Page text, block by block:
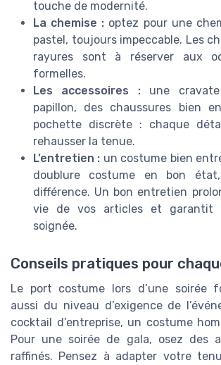
touche de modernité.
La chemise : optez pour une
pastel, toujours impeccable. Les
rayures sont à réserver aux
formelles.
Les accessoires :une
papillon, des chaussures bien
pochette discrète : chaque
rehausser la tenue.
L’entretien : un costume bien
doublure costume en bon
différence. Un bon entretien
vie de vos articles et garantit
soignée.
Conseils pratiques pour
Le port costume lors d’une soirée
aussi du niveau d’exigence de
cocktail d’entreprise, un costume
Pour une soirée de gala, osez des
raffinés. Pensez à adapter votre